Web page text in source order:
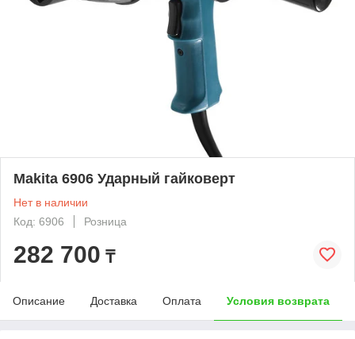
Makita 6906 Ударный гайковерт
Нет в наличии
Код: 6906
Розница
282 700 ₸
Описание Доставка Оплата Условия возврата